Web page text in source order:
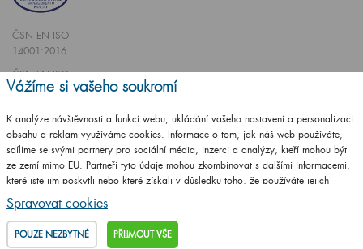
ČSN EN ISO
14001:2016
ČSN EN ISO
9001:2016
Vytvořilo studioCZECHGROUP.cz
© 2009 - 2025 Koupelnový nábytek Dřevojas v. d.,
Vážíme si vašeho soukromí
K analýze návštěvnosti a funkcí webu, ukládání vašeho nastavení a personalizaci
obsahu a reklam využíváme cookies. Informace o tom, jak náš web používáte,
sdílíme se svými partnery pro sociální média, inzerci a analýzy, kteří mohou být
ze zemí mimo EU. Partneři tyto údaje mohou zkombinovat s dalšími informacemi,
které jste jim poskytli nebo které získali v důsledku toho, že používáte jejich
služby.
Podrobné informace
Spravovat cookies
POUZE NEZBYTNÉ PŘIJMOUT VŠE